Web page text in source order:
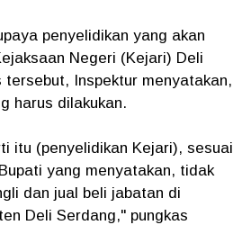
penyelidikan yang akan
Negeri (Kejari) Deli
Inspektur menyatakan,
harus dilakukan.
itu (penyelidikan Kejari), sesuai
yang menyatakan, tidak
dan jual beli jabatan di
Deli Serdang," pungkas